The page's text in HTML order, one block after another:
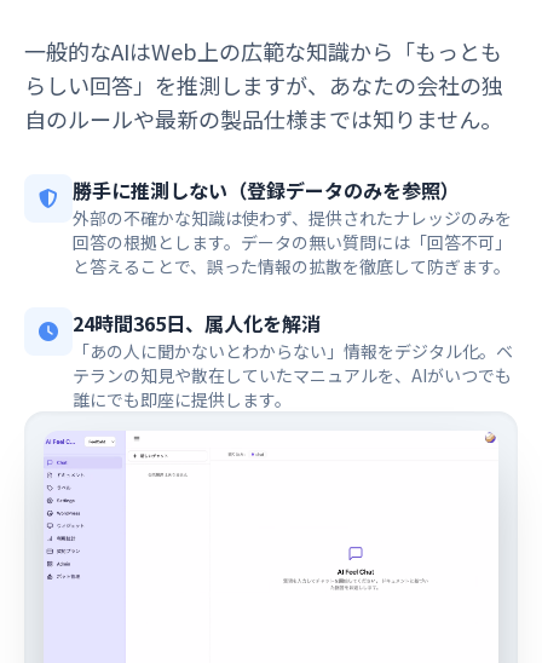
一般的なAIはWeb上の広範な知識から「もっとも
らしい回答」を推測しますが、あなたの会社の独
自のルールや最新の製品仕様までは知りません。
勝手に推測しない（登録データのみを参照）
外部の不確かな知識は使わず、提供されたナレッジのみを
回答の根拠とします。データの無い質問には「回答不可」
と答えることで、誤った情報の拡散を徹底して防ぎます。
24時間365日、属人化を解消
「あの人に聞かないとわからない」情報をデジタル化。ベ
テランの知見や散在していたマニュアルを、AIがいつでも
誰にでも即座に提供します。